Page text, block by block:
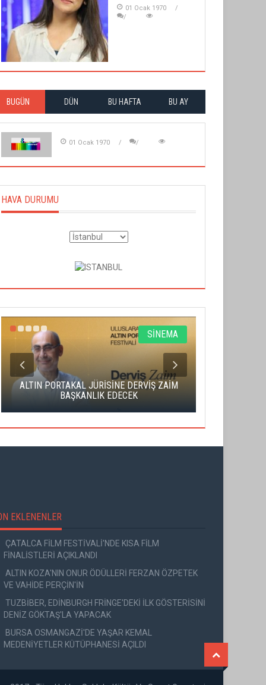
01 Ocak 1970
BUGÜN DÜN BU HAFTA BU AY
01 Ocak 1970
HAVA DURUMU
SİNEMA
ALTIN PORTAKAL JÜRİSİNE DERVİŞ ZAİM
BAŞKANLIK EDECEK
EKLENENLER
ÇATALCA FİLM FESTİVALİ'NDE KISA FİLM
FİNALİSTLERİ AÇIKLANDI
ALTIN KOZA'NIN ONUR ÖDÜLLERİ FERZAN ÖZPETEK
VE VAHİDE PERÇİN'İN
TUZBİBER, EDİNBURGH FRİNGE'DEKİ İLK GÖSTERİSİNİ
DENİZ GÖKTAŞ'LA YAPACAK
BURSA OSMANGAZİ'DE YAŞAR KEMAL
MEDENİYETLER KÜTÜPHANESİ AÇILDI